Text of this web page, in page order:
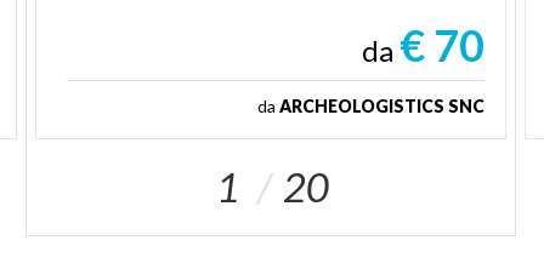
da € 70
da ARCHEOLOGISTICS SNC
1 20